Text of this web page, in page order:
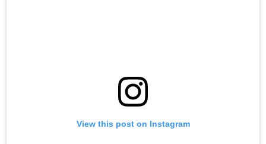
View this post on Instagram